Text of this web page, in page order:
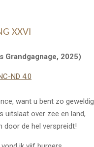
XXVI
Grandgagnage, 2025)
ND 4.0
want u bent zo geweldig
uitslaat over zee en land,
door de hel verspreidt!